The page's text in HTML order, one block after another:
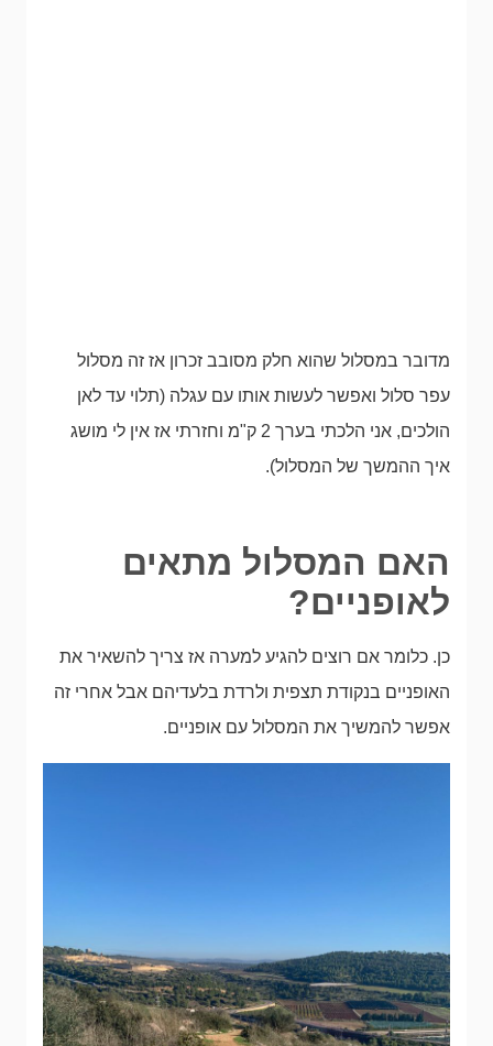
מדובר במסלול שהוא חלק מסובב זכרון אז זה מסלול
עפר סלול ואפשר לעשות אותו עם עגלה (תלוי עד לאן
הולכים, אני הלכתי בערך 2 ק"מ וחזרתי אז אין לי מושג
איך ההמשך של המסלול).
האם המסלול מתאים
לאופניים?
כן. כלומר אם רוצים להגיע למערה אז צריך להשאיר את
האופניים בנקודת תצפית ולרדת בלעדיהם אבל אחרי זה
אפשר להמשיך את המסלול עם אופניים.